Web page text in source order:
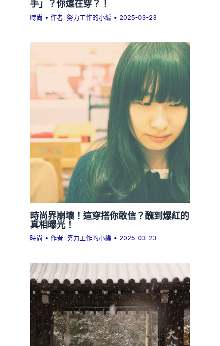
手」？你還在穿？！
時尚 • 作者:努力工作的小編 • 2025-03-23
時尚界崩壞！這穿搭你敢信？醜到爆紅的
真相曝光！
時尚 • 作者:努力工作的小編 • 2025-03-23